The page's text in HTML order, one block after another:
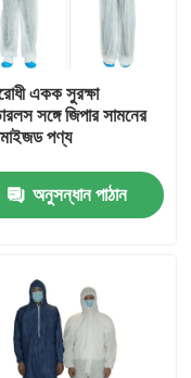
একক সুরক্ষা
সঙ্গে জিপার সামনের
পণ্য
অনুসন্ধান পাঠান